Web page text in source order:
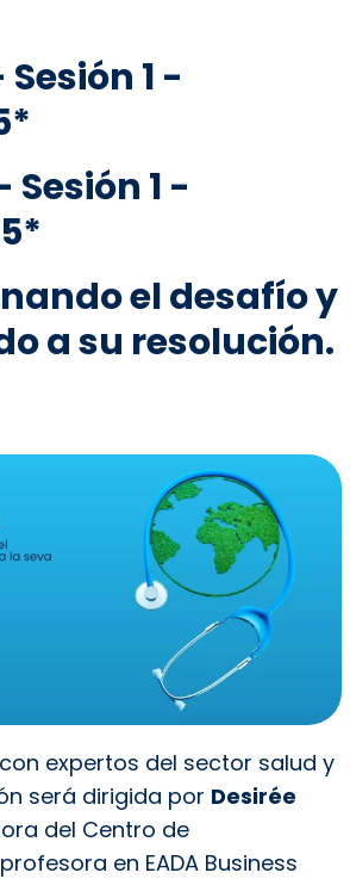
Sesión 1 -
Sesión 1 -
el desafío y
a su resolución.
expertos del sector salud y
será dirigida por Desirée
del Centro de
en EADA Business